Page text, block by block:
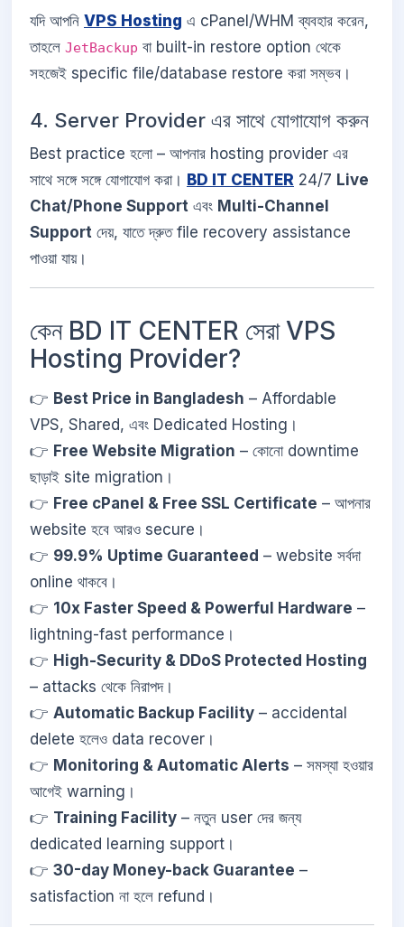
যদি আপনি VPS Hosting এ cPanel/WHM ব্যবহার করেন,
তাহলে JetBackup বা built-in restore option থেকে
সহজেই specific file/database restore করা সম্ভব।
4. Server Provider এর সাথে যোগাযোগ করুন
Best practice হলো – আপনার hosting provider এর
সাথে সঙ্গে সঙ্গে যোগাযোগ করা। BD IT CENTER 24/7 Live
Chat/Phone Support এবং Multi-Channel
Support দেয়, যাতে দ্রুত file recovery assistance
পাওয়া যায়।
কেন BD IT CENTER সেরা VPS
Hosting Provider?
👉 Best Price in Bangladesh – Affordable
VPS, Shared, এবং Dedicated Hosting।
👉 Free Website Migration – কোনো downtime
ছাড়াই site migration।
👉 Free cPanel & Free SSL Certificate – আপনার
website হবে আরও secure।
👉 99.9% Uptime Guaranteed – website সর্বদা
online থাকবে।
👉 10x Faster Speed & Powerful Hardware –
lightning-fast performance।
👉 High-Security & DDoS Protected Hosting
– attacks থেকে নিরাপদ।
👉 Automatic Backup Facility – accidental
delete হলেও data recover।
👉 Monitoring & Automatic Alerts – সমস্যা হওয়ার
আগেই warning।
👉 Training Facility – নতুন user দের জন্য
dedicated learning support।
👉 30-day Money-back Guarantee –
satisfaction না হলে refund।